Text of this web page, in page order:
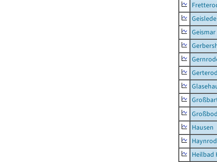
Geismar
Hausen
Heilbad